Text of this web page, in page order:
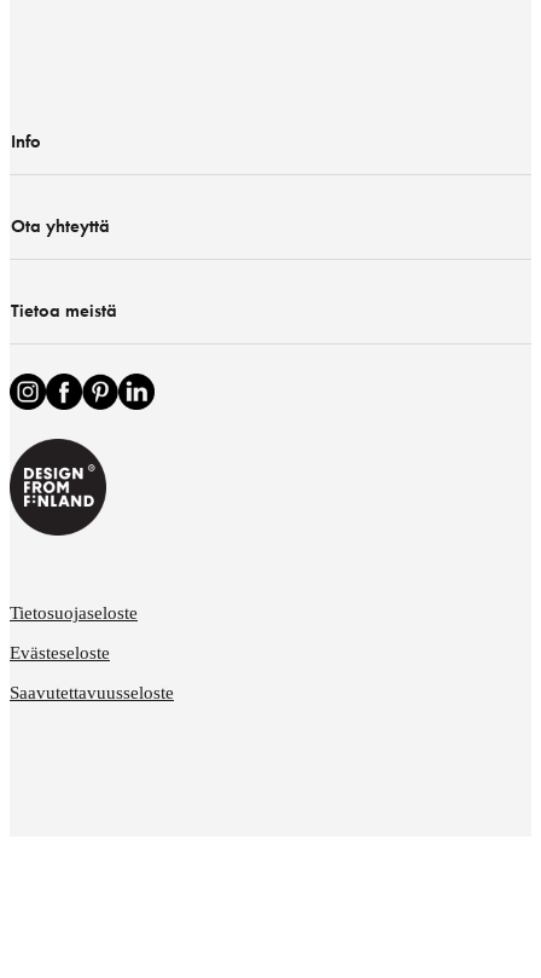
Info
Ota yhteyttä
Tietoa meistä
Tietosuojaseloste
Evästeseloste
Saavutettavuusseloste